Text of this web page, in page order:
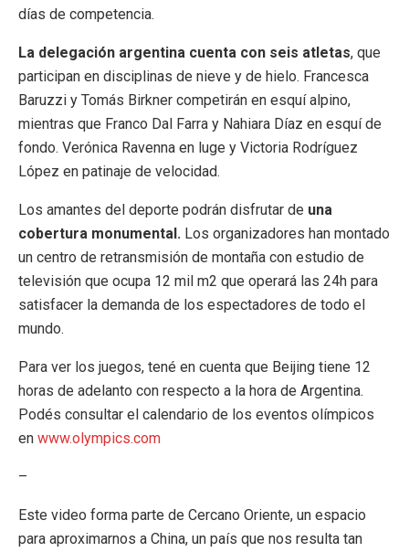
días de competencia.
La delegación argentina cuenta con seis atletas, que
participan en disciplinas de nieve y de hielo. Francesca
Baruzzi y Tomás Birkner competirán en esquí alpino,
mientras que Franco Dal Farra y Nahiara Díaz en esquí de
fondo. Verónica Ravenna en luge y Victoria Rodríguez
López en patinaje de velocidad.
Los amantes del deporte podrán disfrutar de una
cobertura monumental. Los organizadores han montado
un centro de retransmisión de montaña con estudio de
televisión que ocupa 12 mil m2 que operará las 24h para
satisfacer la demanda de los espectadores de todo el
mundo.
Para ver los juegos, tené en cuenta que Beijing tiene 12
horas de adelanto con respecto a la hora de Argentina.
Podés consultar el calendario de los eventos olímpicos
en www.olympics.com
–
Este video forma parte de Cercano Oriente, un espacio
para aproximarnos a China, un país que nos resulta tan